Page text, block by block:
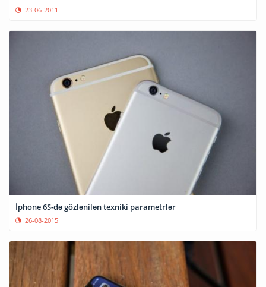
23-06-2011
İphone 6S-də gözlənilən texniki parametrlər
26-08-2015